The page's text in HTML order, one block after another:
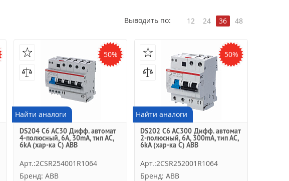
Выводить по: 12 24 36 48
50%
Найти аналоги
DS204 C6 AC30 Дифф. автомат
4-полюсный, 6A, 30mA, тип АC,
6kA (хар-ка C) ABB
Арт.:2CSR254001R1064
Бренд: ABB
50%
Найти аналоги
DS202 C6 AC300 Дифф. автомат
2-полюсный, 6A, 300mA, тип АC,
6kA (хар-ка C) ABB
Арт.:2CSR252001R1064
Бренд: ABB